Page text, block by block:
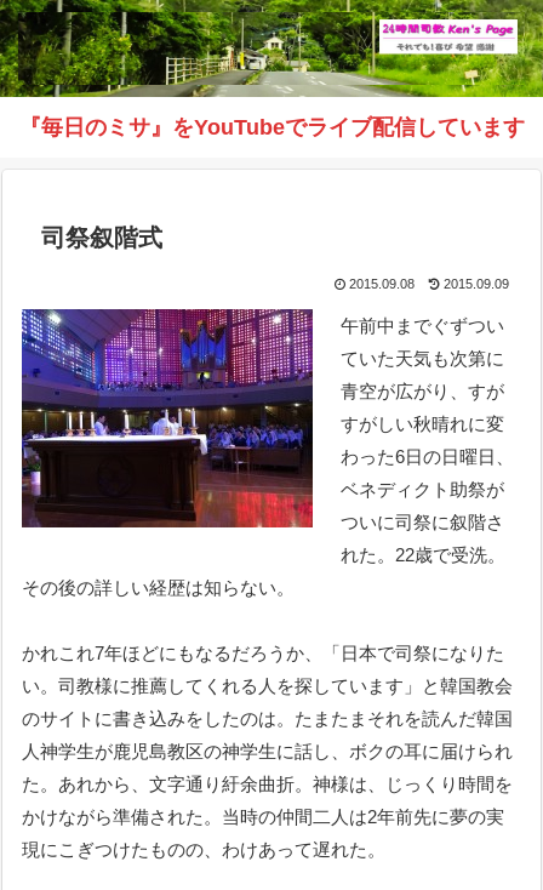
『毎日のミサ』をYouTubeでライブ配信しています
司祭叙階式
2015.09.08 2015.09.09
午前中までぐずつい
ていた天気も次第に
青空が広がり、すが
すがしい秋晴れに変
わった6日の日曜日、
ベネディクト助祭が
ついに司祭に叙階さ
れた。22歳で受洗。
その後の詳しい経歴は知らない。
かれこれ7年ほどにもなるだろうか、「日本で司祭になりた
い。司教様に推薦してくれる人を探しています」と韓国教会
のサイトに書き込みをしたのは。たまたまそれを読んだ韓国
人神学生が鹿児島教区の神学生に話し、ボクの耳に届けられ
た。あれから、文字通り紆余曲折。神様は、じっくり時間を
かけながら準備された。当時の仲間二人は2年前先に夢の実
現にこぎつけたものの、わけあって遅れた。